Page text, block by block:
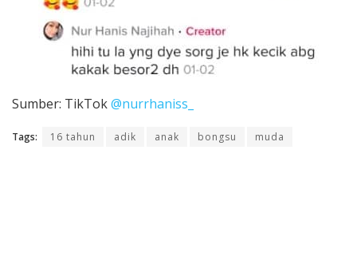
Sumber: TikTok@nurrhaniss_
Tags: 16 tahun adik anak bongsu muda